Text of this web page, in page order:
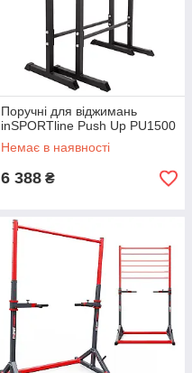
Поручні для віджимань
inSPORTline Push Up PU1500
Немає в наявності
6 388 ₴